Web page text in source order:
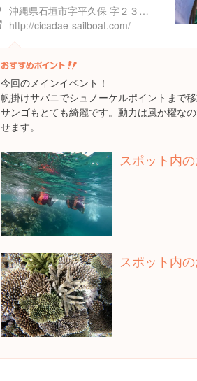
沖縄県石垣市字平久保 字２３４-２４３
http://cicadae-sailboat.com/
今回のメインイベント！
帆掛けサバニでシュノーケルポイントまで移
サンゴもとても綺麗です。動力は風か櫂な
せます。
スポット内
スポット内